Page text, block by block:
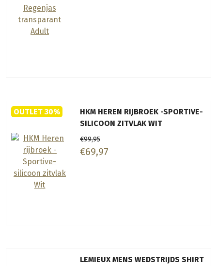
OUTLET 30%
HKM HEREN RIJBROEK -SPORTIVE-
SILICOON ZITVLAK WIT
€99,95
€69,97
LEMIEUX MENS WEDSTRIJDS SHIRT